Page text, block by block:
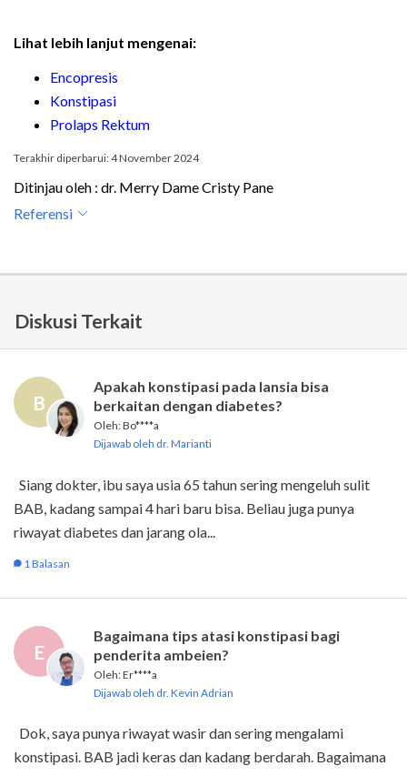
Lihat lebih lanjut mengenai:
Encopresis
Konstipasi
Prolaps Rektum
Terakhir diperbarui: 4 November 2024